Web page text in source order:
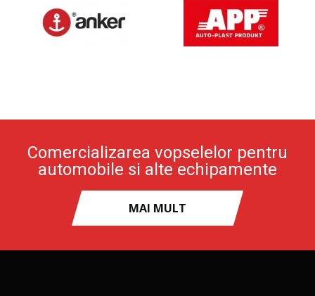
Comercializarea vopselelor pentru
automobile si alte echipamente
MAI MULT